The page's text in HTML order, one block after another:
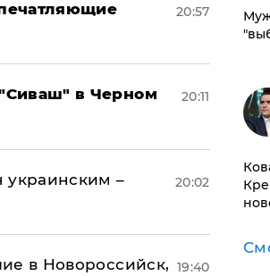
20:57
в Черном
20:11
украинским –
20:02
в Новороссийск, 19:40